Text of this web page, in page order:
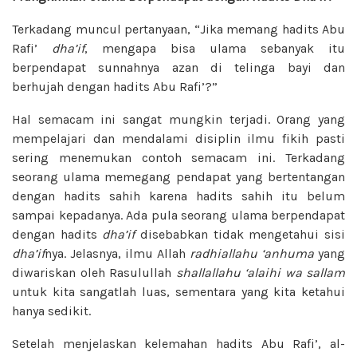
Terkadang muncul pertanyaan, “Jika memang hadits Abu
Rafi’ dha’if, mengapa bisa ulama sebanyak itu
berpendapat sunnahnya azan di telinga bayi dan
berhujah dengan hadits Abu Rafi’?”
Hal semacam ini sangat mungkin terjadi. Orang yang
mempelajari dan mendalami disiplin ilmu fikih pasti
sering menemukan contoh semacam ini. Terkadang
seorang ulama memegang pendapat yang bertentangan
dengan hadits sahih karena hadits sahih itu belum
sampai kepadanya. Ada pula seorang ulama berpendapat
dengan hadits dha’ifdisebabkan tidak mengetahui sisi
dha’ifnya. Jelasnya, ilmu Allah radhiallahu ‘anhuma yang
diwariskan oleh Rasulullah shallallahu ‘alaihi wa sallam
untuk kita sangatlah luas, sementara yang kita ketahui
hanya sedikit.
Setelah menjelaskan kelemahan hadits Abu Rafi’, al-